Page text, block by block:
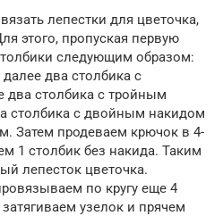
лепестки для цветочка,
этого, пропуская первую
следующим образом:
два столбика с
столбика с тройным
столбика с двойным накидом
Затем продеваем крючок в 4-
1 столбик без накида. Таким
лепесток цветочка.
по кругу еще 4
узелок и прячем